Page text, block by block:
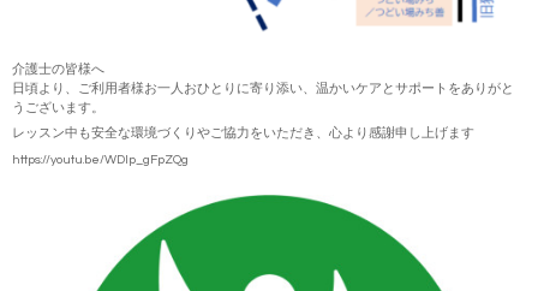
介護士の皆様へ
日頃より、ご利用者様お一人おひとりに寄り添い、温かいケアとサポートをありがと
うございます。
レッスン中も安全な環境づくりやご協力をいただき、心より感謝申し上げます
https://youtu.be/WDlp_gFpZQg